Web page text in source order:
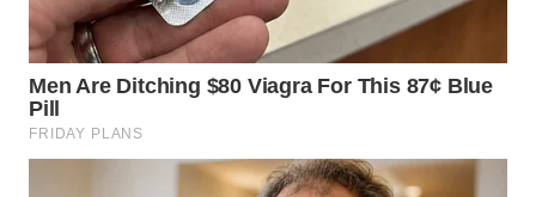
WN
SIMALUNGUN
WN
LABUHANBATU